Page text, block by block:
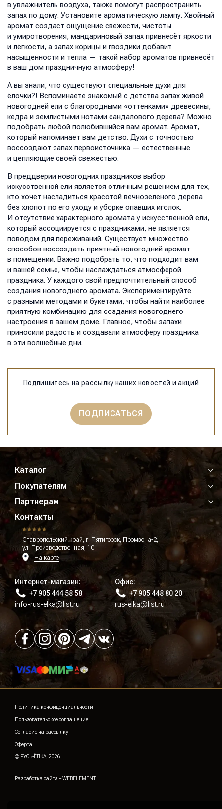
в увлажнитель воздуха, также помогут распространить
запах по дому. Установите ароматическую лампу. Хвойный
аромат создаст ощущение свежести, чистоты
и умиротворения, мандариновый запах привнесёт яркости
и лёгкости, а запах корицы и гвоздики добавит
насыщенности и тепла — такой набор ароматов привнесёт
в ваш дом праздничную атмосферу!
А вы знали, что существуют специальные духи для
ёлочки?! Вспоминаете знакомый с детства запах живой
новогодней ели с благородными «оттенками» древесины,
кедра и землистыми нотами сандалового дерева? Можно
подобрать любой полюбившийся вам аромат. Аромат,
который напоминает вам детство. Духи с точностью
воссоздают запах первоисточника — естественные
и цепляющие своей свежестью.
В преддверии новогодних праздников выбор
искусственной ели является отличным решением для тех,
кто хочет насладиться красотой вечнозеленого дерева
без хлопот по его уходу и уборке опавших иголок.
И отсутствие характерного аромата у искусственной ели,
который ассоциируется с праздниками, не является
поводом для переживаний. Существует множество
способов воссоздать приятный новогодний аромат
в помещении. Важно подобрать то, что подходит вам
и вашей семье, чтобы наслаждаться атмосферой
праздника. У каждого свой предпочтительный способ
создания новогоднего аромата. Экспериментируйте
с разными методами и букетами, чтобы найти наиболее
приятную комбинацию для создания новогоднего
настроения в вашем доме. Главное, чтобы запахи
приносили радость и создавали атмосферу праздника
в эти волшебные дни.
Подпишитесь на рассылку наших новостей и акций
ПОДПИСАТЬСЯ
Каталог
Покупателям
Партнерам
Контакты
Ставропольский край, г. Пятигорск, Промзона-2,
ул. Производственная, 10
На карте
Интернет-магазин:
+7 905 444 58 58
info-rus-elka@list.ru
Офис:
+7 905 448 80 20
rus-elka@list.ru
Политика конфиденциальности
Пользовательское соглашение
Согласие на рассылку
Оферта
© РУСЬ-ЁЛКА, 2026
Разработка сайта –WEBELEMENT